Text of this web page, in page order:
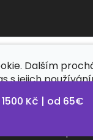
Dalším
s jejich
Kč | od 65€
. Všechna